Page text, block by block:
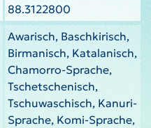
88.3122800
Awarisch, Baschkirisch,
Birmanisch, Katalanisch,
Chamorro-Sprache,
Tschetschenisch,
Tschuwaschisch, Kanuri-
Sprache, Komi-Sprache,